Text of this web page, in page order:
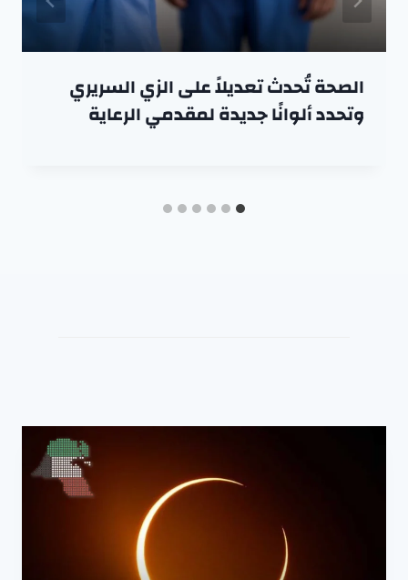
الصحة تُحدث تعديلاً على الزي السريري
وتحدد ألوانًا جديدة لمقدمي الرعاية